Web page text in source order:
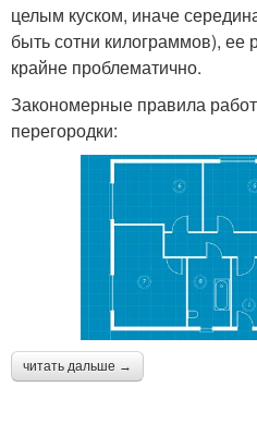
целым куском, иначе
быть сотни килограммов), ее
крайне проблематично.
Закономерные правила
перегородки:
читать дальше →